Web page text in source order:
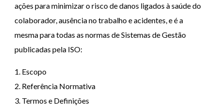
ações para minimizar o risco de danos ligados à saúde do
colaborador, ausência no trabalho e acidentes, e é a
mesma para todas as normas de Sistemas de Gestão
publicadas pela ISO:
1. Escopo
2. Referência Normativa
3. Termos e Definições